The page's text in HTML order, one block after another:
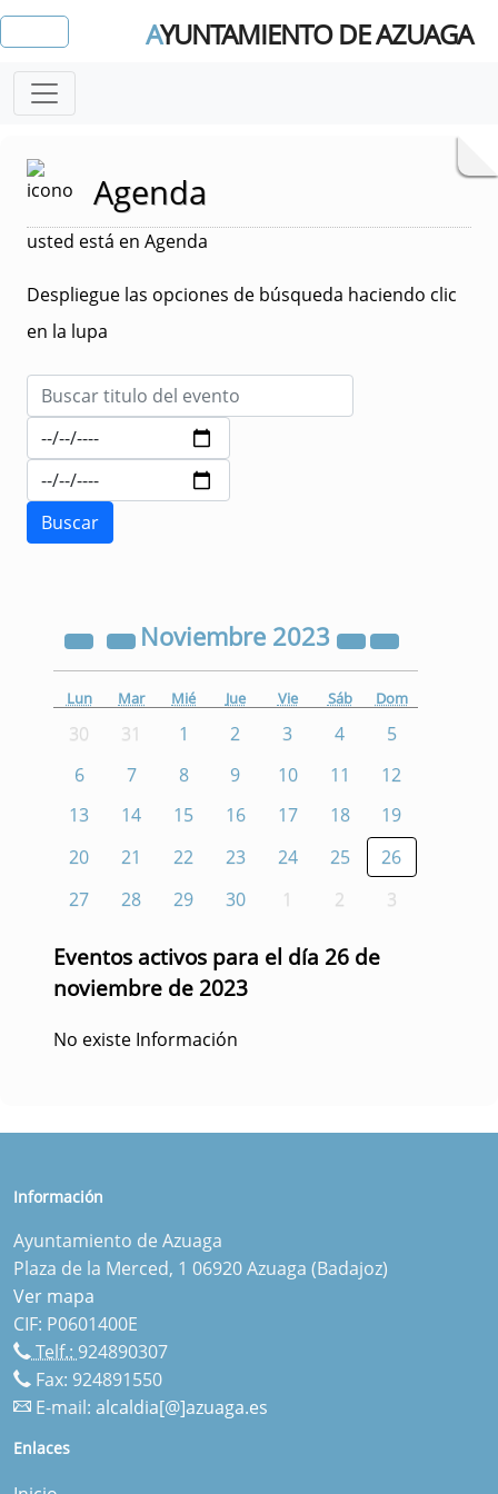
AYUNTAMIENTO DE AZUAGA
Agenda
usted está en Agenda
Despliegue las opciones de búsqueda haciendo clic
en la lupa
Noviembre 2023
Lun Mar Mié Jue Vie Sáb Dom
30 31 1 2 3 4
5
6
7 8 9 10 11
12
13
14 15 16 17 18
19
20
21 22 23 24 25
26
27
28 29 30 1 2 3
Eventos activos para el día 26 de
noviembre de 2023
No existe Información
Información
Ayuntamiento de Azuaga
Plaza de la Merced, 1 06920 Azuaga (Badajoz)
Ver mapa
CIF: P0601400E
Telf.: 924890307
Fax: 924891550
E-mail: alcaldia[@]azuaga.es
Enlaces